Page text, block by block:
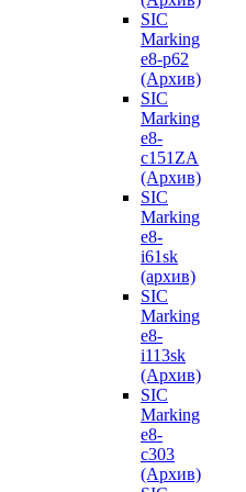
SIC
Marking
e8-p62
(Архив)
SIC
Marking
e8-
с151ZA
(Архив)
SIC
Marking
e8-
i61sk
(архив)
SIC
Marking
e8-
i113sk
(Архив)
SIC
Marking
e8-
с303
(Архив)